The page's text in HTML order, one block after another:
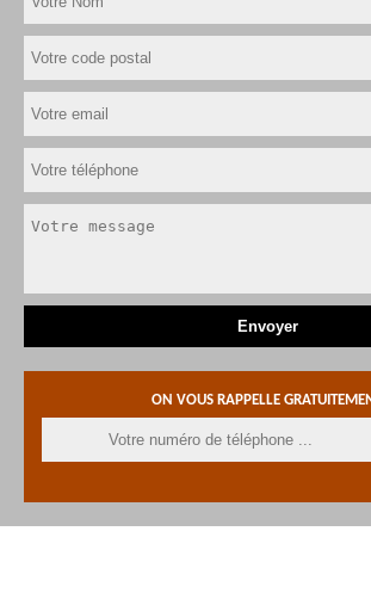
ON VOUS RAPPELLE